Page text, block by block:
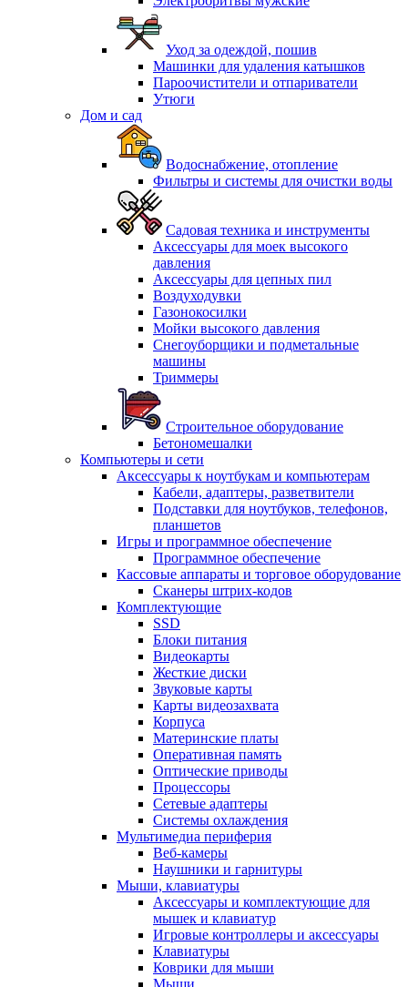
Уход за одеждой, пошив
Машинки для удаления катышков
Пароочистители и отпариватели
Утюги
Дом и сад
Водоснабжение, отопление
Фильтры и системы для очистки воды
Садовая техника и инструменты
Аксессуары для моек высокого
давления
Аксессуары для цепных пил
Воздуходувки
Газонокосилки
Мойки высокого давления
Снегоуборщики и подметальные
машины
Триммеры
Строительное оборудование
Бетономешалки
Компьютеры и сети
Аксессуары к ноутбукам и компьютерам
Кабели, адаптеры, разветвители
Подставки для ноутбуков, телефонов,
планшетов
Игры и программное обеспечение
Программное обеспечение
Кассовые аппараты и торговое оборудование
Сканеры штрих-кодов
Комплектующие
SSD
Блоки питания
Видеокарты
Жесткие диски
Звуковые карты
Карты видеозахвата
Корпуса
Материнские платы
Оперативная память
Оптические приводы
Процессоры
Сетевые адаптеры
Системы охлаждения
Мультимедиа периферия
Веб-камеры
Наушники и гарнитуры
Мыши, клавиатуры
Аксессуары и комплектующие для
мышек и клавиатур
Игровые контроллеры и аксессуары
Клавиатуры
Коврики для мыши
Мыши